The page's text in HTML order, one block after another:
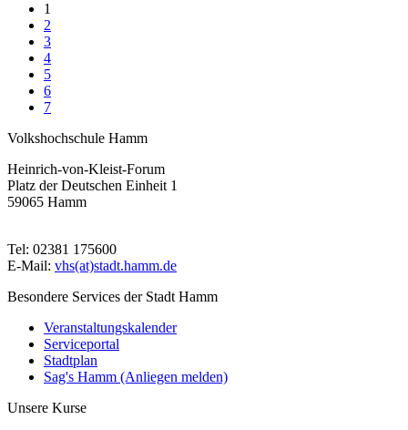
1
2
3
4
5
6
7
Volkshochschule Hamm
Heinrich-von-Kleist-Forum
Platz der Deutschen Einheit 1
59065 Hamm
Tel: 02381 175600
E-Mail: vhs(at)stadt.hamm.de
Besondere Services der Stadt Hamm
Veranstaltungskalender
Serviceportal
Stadtplan
Sag's Hamm (Anliegen melden)
Unsere Kurse